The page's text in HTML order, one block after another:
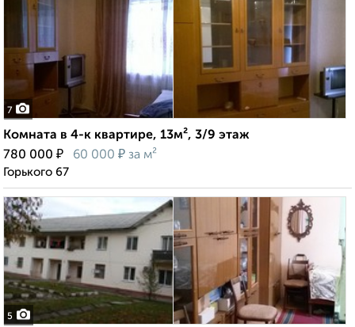
7
Комната в 4-к квартире, 13м², 3/9 этаж
780 000 ₽ 60 000 ₽ за м²
Горького 67
5